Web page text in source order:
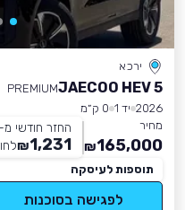
ירכא
JAECOO HEV 5
PREMIUM
2026 יד 1
0 ק״מ
מחיר
165,000
₪
החזר חודשי מ-
1,231
₪
תוספות לעיסקה
לפגישה בסוכנות